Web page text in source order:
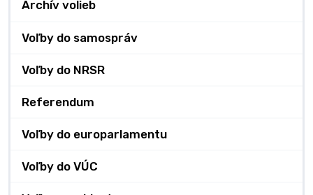
Archív volieb
Voľby do samospráv
Voľby do NRSR
Referendum
Voľby do europarlamentu
Voľby do VÚC